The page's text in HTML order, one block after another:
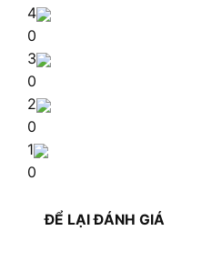
4
0
3
0
2
0
1
0
ĐỂ LẠI ĐÁNH GIÁ